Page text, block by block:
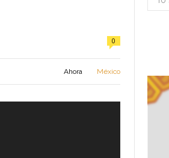
0
Ahora México
for: